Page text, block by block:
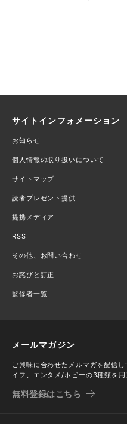
サイトインフォメーション
お知らせ
個人情報の取り扱いについて
サイトマップ
読者プレゼント提供
提携メディア
RSS
その他、お問い合わせ
お詫びと訂正
監修者一覧
メールマガジン
ご興味に合わせたメルマガを配信
イフ、エンタメ/ホビーの3種類を用
無料登録はこちら